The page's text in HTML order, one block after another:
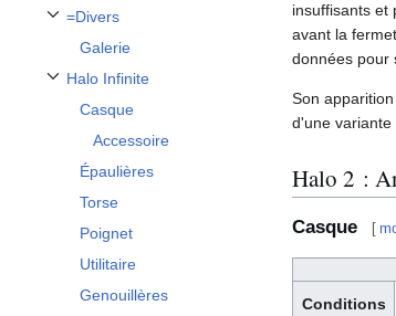
=Divers
Afficher / masquer la sous-section =Divers
Galerie
Halo Infinite
Afficher / masquer la sous-section Halo Infinite
Casque
Accessoire
Épaulières
Torse
Poignet
Utilitaire
Genouillères
insuffisants et
avant la
données pour
Son
d'une
Halo 2 :
Casque [
Conditions